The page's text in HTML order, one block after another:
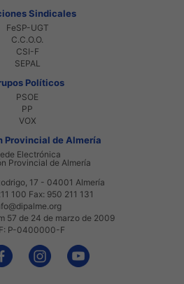
Sindicales
FeSP-UGT
C.C.O.O.
CSI-F
SEPAL
Políticos
PSOE
PP
VOX
Provincial de Almería
Electrónica
Provincial de Almería
17 - 04001 Almería
100 Fax: 950 211 131
57 de 24 de marzo de 2009
P-0400000-F